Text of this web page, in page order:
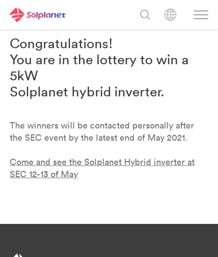
Congratulations!
You are in the lottery to win a
5kW
Solplanet hybrid inverter.
The winners will be contacted personally after
the SEC event by the latest end of May 2021.
Come and see the Solplanet Hybrid inverter at
SEC 12-13 of May